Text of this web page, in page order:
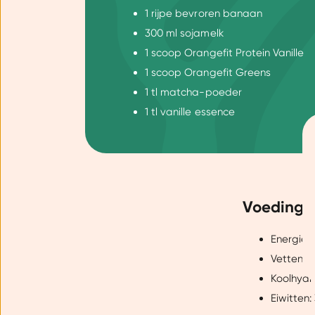
Wij gebruiken cookies om
Dankzij cookies kunnen we
gebruiksgemak vergroten.
onze vertrouwde partners
1 rijpe bevroren banaan
300 ml sojamelk
1 scoop Orangefit Protein Vanille
1 scoop Orangefit Greens
1 tl matcha-poeder
1 tl vanille essence
Energie -
Vetten: 8g
Eiwitten: